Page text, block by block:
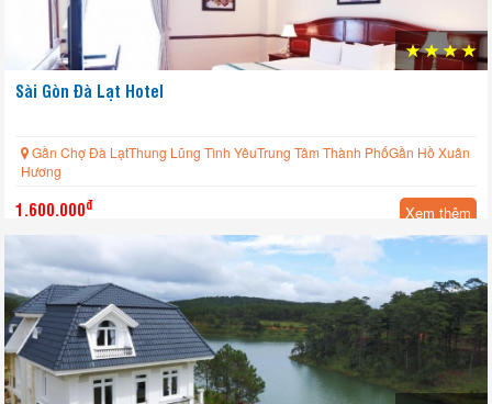
Sài Gòn Đà Lạt Hotel
Gần Chợ Đà LạtThung Lũng Tình YêuTrung Tâm Thành PhốGần Hồ Xuân
Hương
1.600.000đ Xem thêm